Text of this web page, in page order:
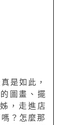
是如此，
圖畫、擺
，走進店
？怎麼那